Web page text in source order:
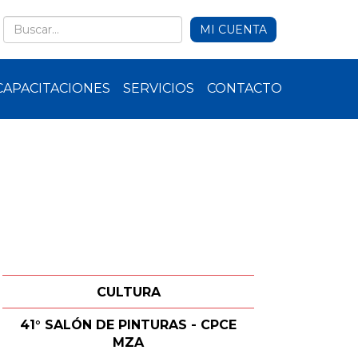
MI CUENTA
SERVICIOS CONTACTO
CULTURA
41° SALÓN DE PINTURAS - CPCE
MZA